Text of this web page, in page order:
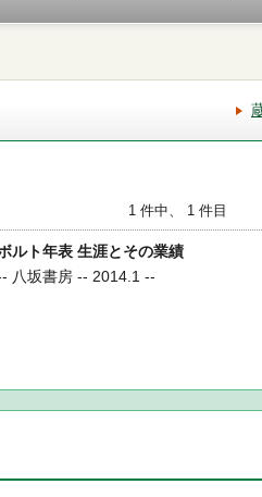
1 件中、 1 件目
ルト年表 生涯とその業績
八坂書房 -- 2014.1 --